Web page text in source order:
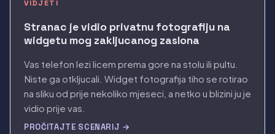
VIDJETI
Stranac je vidio privatnu fotografiju na
widgetu mog zakljucanog zaslona
Vas telefon lezi licem prema gore na stolu ili pultu.
Niste ga otkljucali. Widget fotografija tiho se rotirao
na sliku od prije nekoliko mjeseci, a netko u blizini ju je
vidio prije vas.
PROČITAJTE SCENARIJ →